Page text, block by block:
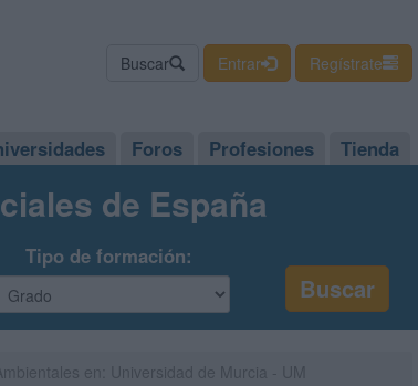
Buscar Entrar Regístrate
Foros Profesiones Tienda
de España
Tipo de formación: